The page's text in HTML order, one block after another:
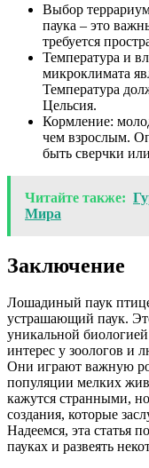
Выбор
паука – это
требуется
Температура и
микроклимата
Температура
Цельсия.
Кормление:
чем взрослым.
быть сверчки
Читайте также:
Мира
Заключение
Лошадиный паук
устрашающий паук.
уникальной
интерес у зоологов и
Они играют важную
популяции мелких
кажутся странными,
создания, которые
Надеемся, эта статья
пауках и развеять